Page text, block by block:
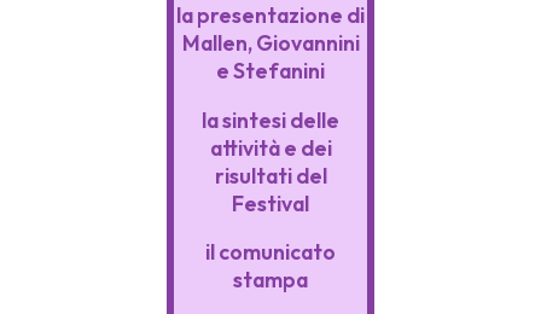
la presentazione di
Mallen, Giovannini
e Stefanini
la sintesi delle
attività e dei
risultati del
Festival
il comunicato
stampa